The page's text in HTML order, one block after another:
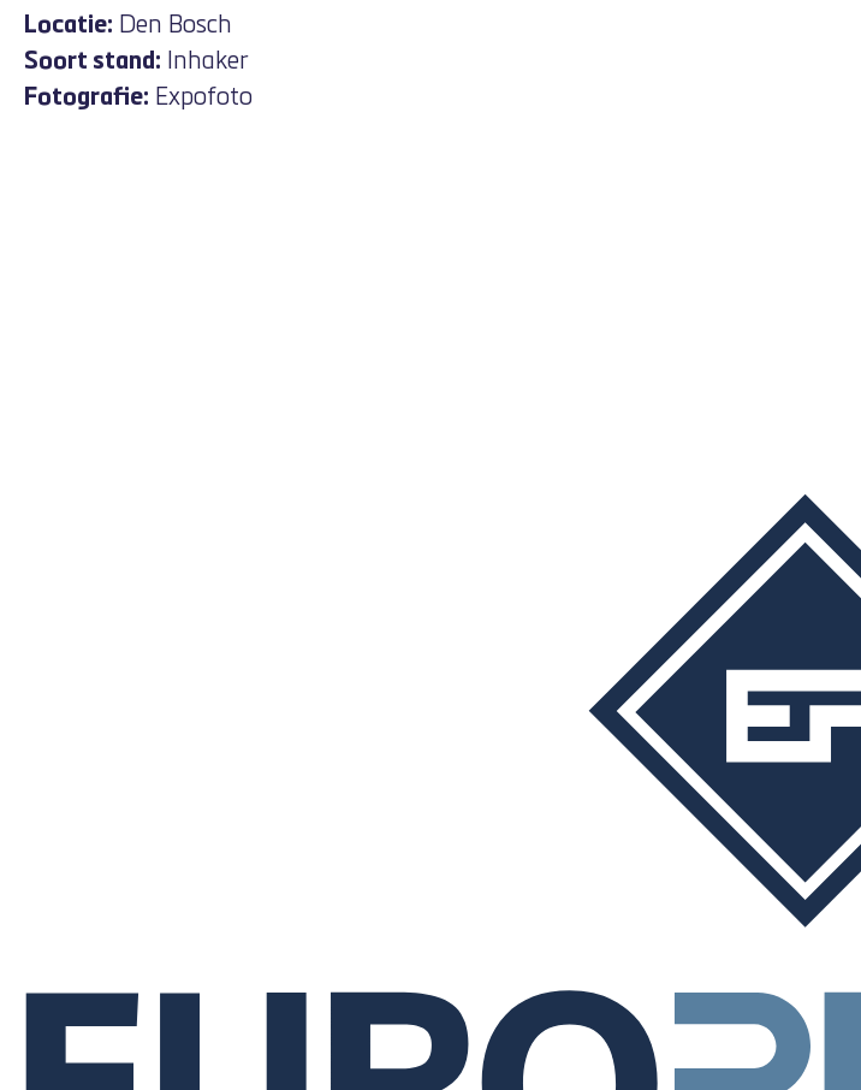
Locatie: Den Bosch
Soort stand: Inhaker
Fotografie: Expofoto